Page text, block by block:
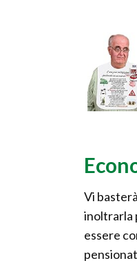
Vi
inoltrarla
essere